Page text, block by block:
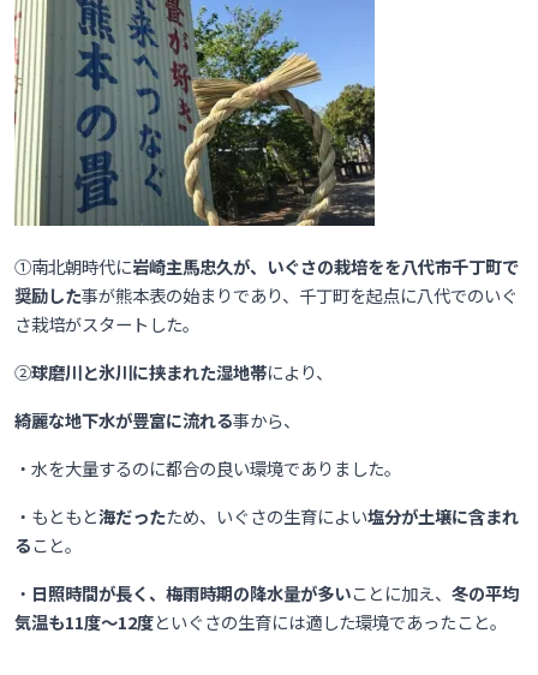
①南北朝時代に岩崎主馬忠久が、いぐさの栽培をを八代市千丁町で
奨励した事が熊本表の始まりであり、千丁町を起点に八代でのいぐ
さ栽培がスタートした。
②球磨川と氷川に挟まれた湿地帯により、
綺麗な地下水が豊富に流れる事から、
・水を大量するのに都合の良い環境でありました。
・もともと海だったため、いぐさの生育によい塩分が土壌に含まれ
ること。
・ 日照時間が長く、梅雨時期の降水量が多いことに加え、 冬の平均
気温も11度〜12度といぐさの生育には適した環境であったこと。